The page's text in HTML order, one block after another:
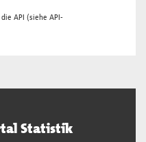
API (siehe API-
Statistik